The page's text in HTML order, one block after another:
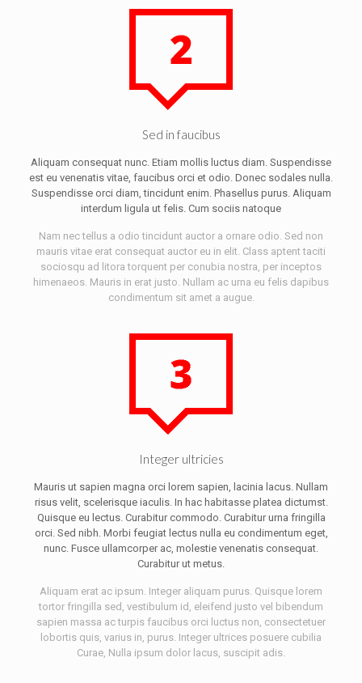
Sed in faucibus
Aliquam consequat nunc. Etiam mollis luctus diam. Suspendisse
est eu venenatis vitae, faucibus orci et odio. Donec sodales nulla.
Suspendisse orci diam, tincidunt enim. Phasellus purus. Aliquam
interdum ligula ut felis. Cum sociis natoque
Nam nec tellus a odio tincidunt auctor a ornare odio. Sed non
mauris vitae erat consequat auctor eu in elit. Class aptent taciti
sociosqu ad litora torquent per conubia nostra, per inceptos
himenaeos. Mauris in erat justo. Nullam ac urna eu felis dapibus
condimentum sit amet a augue.
Integer ultricies
Mauris ut sapien magna orci lorem sapien, lacinia lacus. Nullam
risus velit, scelerisque iaculis. In hac habitasse platea dictumst.
Quisque eu lectus. Curabitur commodo. Curabitur urna fringilla
orci. Sed nibh. Morbi feugiat lectus nulla eu condimentum eget,
nunc. Fusce ullamcorper ac, molestie venenatis consequat.
Curabitur ut metus.
Aliquam erat ac ipsum. Integer aliquam purus. Quisque lorem
tortor fringilla sed, vestibulum id, eleifend justo vel bibendum
sapien massa ac turpis faucibus orci luctus non, consectetuer
lobortis quis, varius in, purus. Integer ultrices posuere cubilia
Curae, Nulla ipsum dolor lacus, suscipit adis.